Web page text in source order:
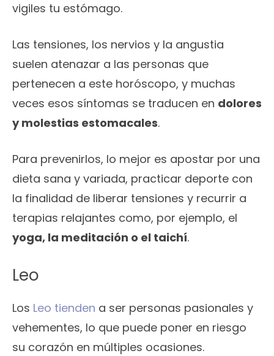
vigiles tu estómago.
Las tensiones, los nervios y la angustia
suelen atenazar a las personas que
pertenecen a este horóscopo, y muchas
veces esos síntomas se traducen en dolores
y molestias estomacales.
Para prevenirlos, lo mejor es apostar por una
dieta sana y variada, practicar deporte con
la finalidad de liberar tensiones y recurrir a
terapias relajantes como, por ejemplo, el
yoga, la meditación o el taichí.
Leo
Los Leo tienden a ser personas pasionales y
vehementes, lo que puede poner en riesgo
su corazón en múltiples ocasiones.